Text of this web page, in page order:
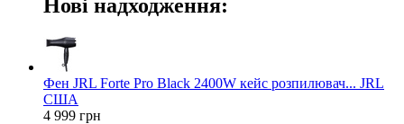
Нові надходження:
Фен JRL Forte Pro Black 2400W кейс розпилювач... JRL
США
4 999 грн